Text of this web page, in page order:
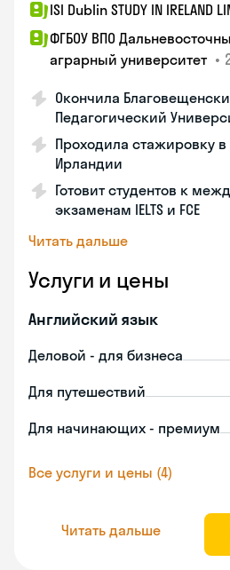
ISI Dublin STUDY IN IRELAND
ФГБОУ ВПО
аграрный университет •
Окончила
Педагогический
Проходила стажировку
Ирландии
Готовит студентов к
экзаменам IELTS и FCE
Читать дальше
Услуги и цены
Английский язык
Деловой - для бизнеса
Для путешествий
Для начинающих - премиум
Все услуги и цены (4)
Читать дальше